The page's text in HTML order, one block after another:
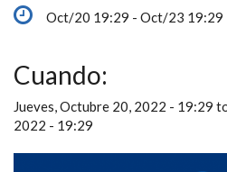
Oct/20 19:29 - Oct/23 19:29
Cuando:
Jueves, Octubre 20, 2022 - 19:29
2022 - 19:29